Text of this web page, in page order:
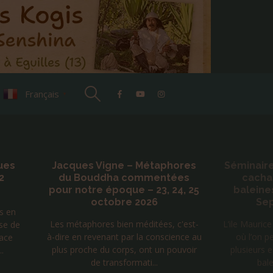
Français
25
au
Séminaire initiatique avec les
cachalots dauphins et
baleines de l’île Maurice –
Septembre 2026
L’ile Maurice est un des rares endroits
où l’on peut rencontrer à la fois
plusieurs espèces de dauphins ,les
baleines à bosse et...
C'est ma
à la